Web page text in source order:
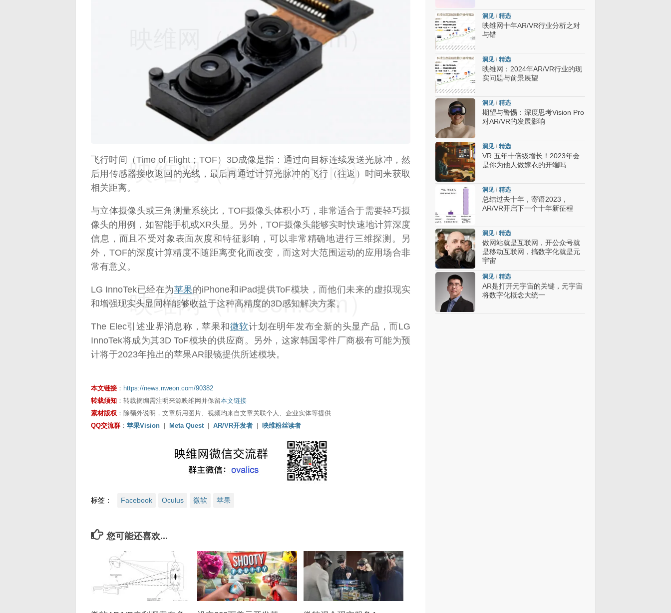
飞行时间（Time of Flight；TOF）3D成像是指：通过向目标连续发送光脉冲，然
后用传感器接收返回的光线，最后再通过计算光脉冲的飞行（往返）时间来获取
相关距离。
与立体摄像头或三角测量系统比，TOF摄像头体积小巧，非常适合于需要轻巧摄
像头的用例，如智能手机或XR头显。另外，TOF摄像头能够实时快速地计算深度
信息，而且不受对象表面灰度和特征影响，可以非常精确地进行三维探测。另
外，TOF的深度计算精度不随距离变化而改变，而这对大范围运动的应用场合非
常有意义。
LG InnoTek已经在为苹果的iPhone和iPad提供ToF模块，而他们未来的虚拟现实
和增强现实头显同样能够收益于这种高精度的3D感知解决方案。
The Elec引述业界消息称，苹果和微软计划在明年发布全新的头显产品，而LG
InnoTek将成为其3D ToF模块的供应商。另外，这家韩国零件厂商极有可能为预
计将于2023年推出的苹果AR眼镜提供所述模块。
映维网（nweon.com）
映维网（nweon.com）
映维网（nweon.com）
本文链接 ： https://news.nweon.com/90382
转载须知 ：转载摘编需注明来源映维网并保留本文链接
素材版权 ：除额外说明，文章所用图片、视频均来自文章关联个人、企业实体等提供
QQ交流群 ： 苹果Vision Meta Quest| AR/VR开发者 映维粉丝读者
标签： Facebook Oculus 微软 苹果
您可能还喜欢...
洞见/ 精选
映维网十年AR/VR行业分析之对
与错
洞见/ 精选
映维网：2024年AR/VR行业的现
实问题与前景展望
洞见/ 精选
期望与警惕：深度思考Vision Pro
对AR/VR的发展影响
洞见/ 精选
VR 五年十倍级增长！2023年会
是你为他人做嫁衣的开端吗
洞见/ 精选
总结过去十年，寄语2023，
AR/VR开启下一个十年新征程
洞见/ 精选
做网站就是互联网，开公众号就
是移动互联网，搞数字化就是元
宇宙
洞见/ 精选
AR是打开元宇宙的关键，元宇宙
将数字化概念大统一